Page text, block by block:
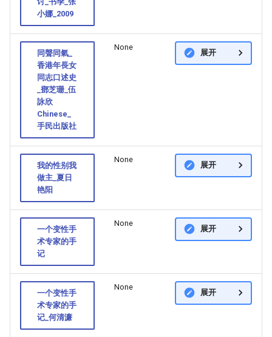
小娜_2009
同聲同氣_
香港年長女
同志口述史
_鄧芝珊_伍
詠欣
Chinese_
手民出版社
None
展开
我的性别我
做主_夏日
艳阳
None
展开
一个变性手
术专家的手
记
None
展开
一个变性手
术专家的手
记_何清濂
None
展开